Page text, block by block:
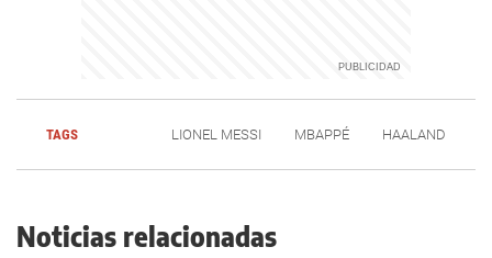
TAGS LIONEL MESSI MBAPPÉ HAALAND
Noticias relacionadas